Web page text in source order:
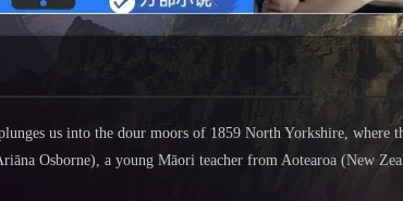
us into the dour moors of 1859 North Yorkshire, where
Osborne), a young Māori teacher from Aotearoa (New